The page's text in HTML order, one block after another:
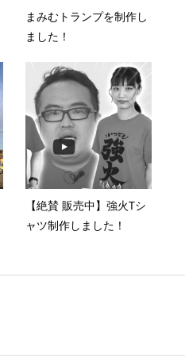
まみむトランプを制作し
ました！
【絶賛 販売中】強火Tシ
ャツ制作しました！